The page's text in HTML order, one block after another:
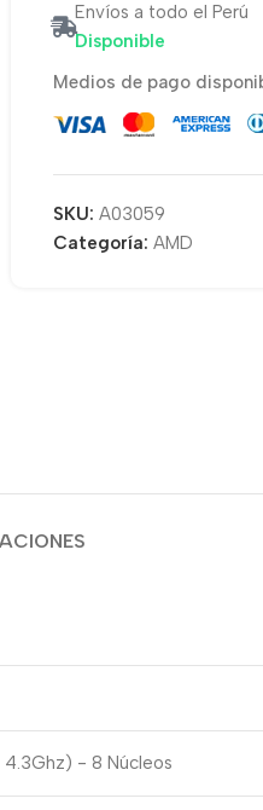
Envíos a todo el Perú
Disponible
Medios de pago
SKU: A03059
Categoría: AMD
- 8 Núcleos